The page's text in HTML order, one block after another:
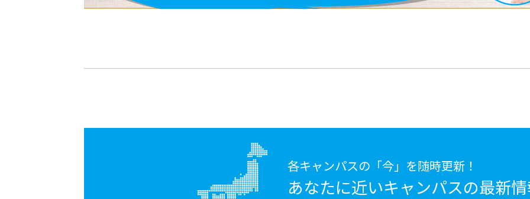
各キャンパスの「今」を随時更新！
あなたに近いキャンパスの最新